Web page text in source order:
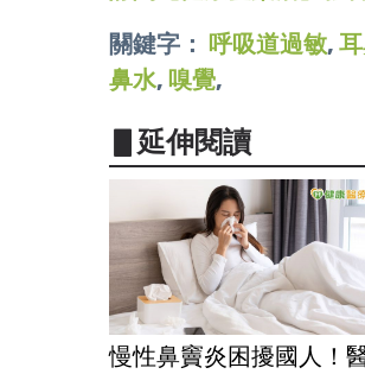
關鍵字： 呼吸道過敏,
鼻水, 嗅覺,
▋延伸閱讀
慢性鼻竇炎困擾國人！